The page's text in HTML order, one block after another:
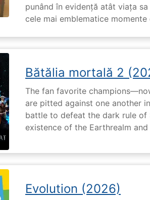
punând în evidență atât viața
cele mai emblematice
Bătălia mortală 2
The fan favorite
are pitted against one another
battle to defeat the dark rule of
existence of the Earthrealm
Evolution (2026)